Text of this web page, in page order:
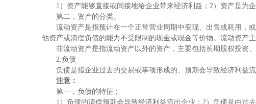
1）资产能够直接或间接地给企业带来经济利益；2）资产是为企
第二，资产的分类。
流动资产是指预计在一个正常营业周期中变现、出售或耗用，或
他资产或清偿负债的能力不受限制的现金或现金等价物。流动资产
非流动资产是指流动资产以外的资产，主要包括长期股权投资、
2.负债
负债是指企业过去的交易或事项形成的、预期会导致经济利益
注意：
第一，负债的特征；
1）负债的清偿预期会导致经济利益流出企业；2）负债是由过去